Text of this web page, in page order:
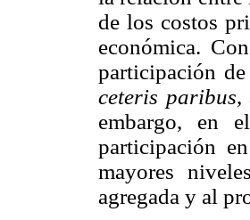
de los costos
económica.
participación
ceteris paribus,
embargo, en
participación
mayores
agregada y al